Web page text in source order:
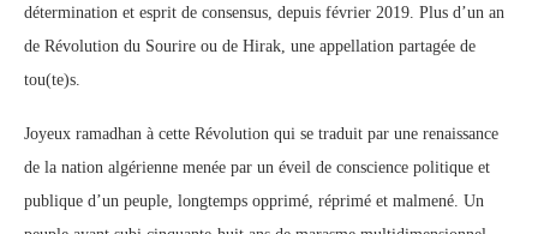
détermination et esprit de consensus, depuis février 2019. Plus d’un an
de Révolution du Sourire ou de Hirak, une appellation partagée de
tou(te)s.
Joyeux ramadhan à cette Révolution qui se traduit par une renaissance
de la nation algérienne menée par un éveil de conscience politique et
publique d’un peuple, longtemps opprimé, réprimé et malmené. Un